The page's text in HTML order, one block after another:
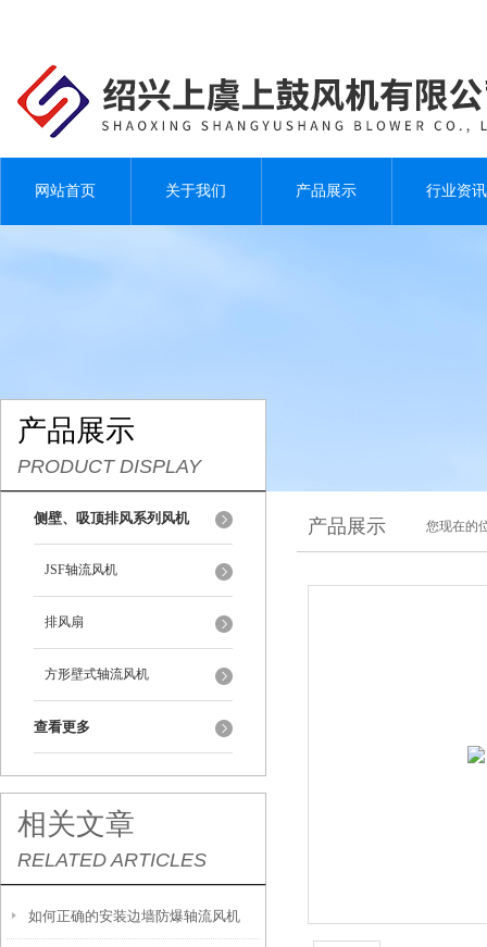
网站首页 关于我们 产品展示 行业资讯
产品展示
PRODUCT DISPLAY
侧壁、吸顶排风系列风机
JSF轴流风机
排风扇
方形壁式轴流风机
查看更多
相关文章
RELATED ARTICLES
如何正确的安装边墙防爆轴流风机
产品展示 您现在的